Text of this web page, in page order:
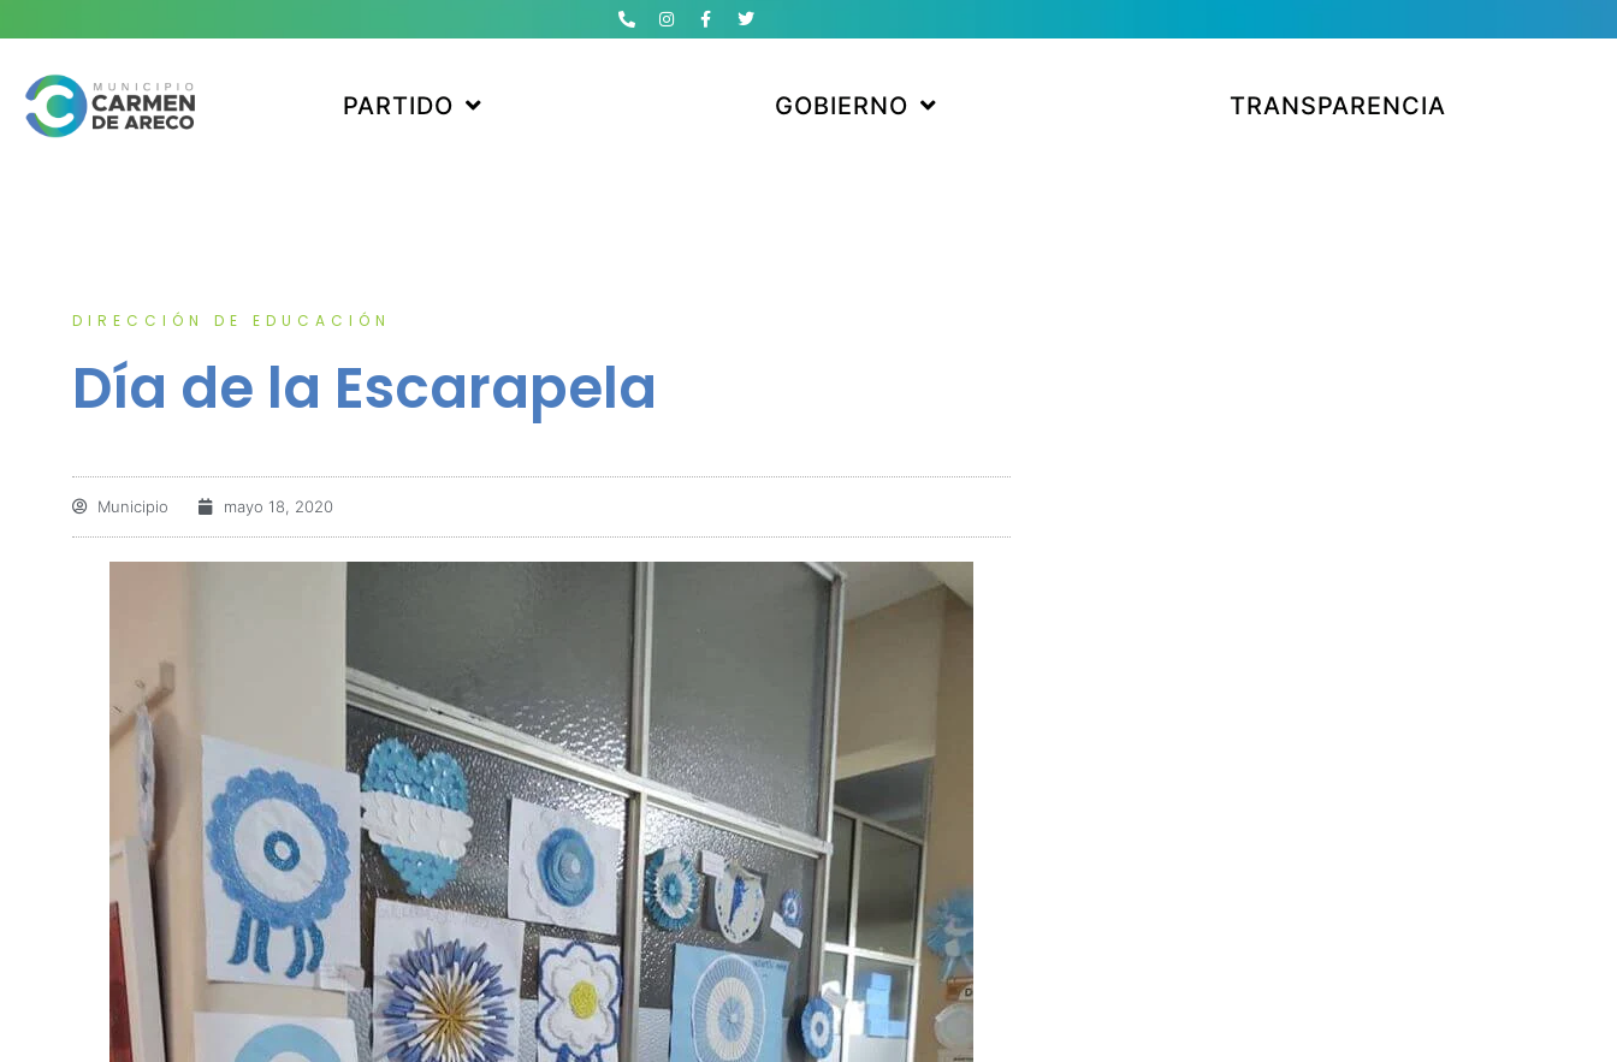
PARTIDO GOBIERNO TRANSPARENCIA
DIRECCIÓN DE EDUCACIÓN
Día de la Escarapela
Municipio mayo 18, 2020